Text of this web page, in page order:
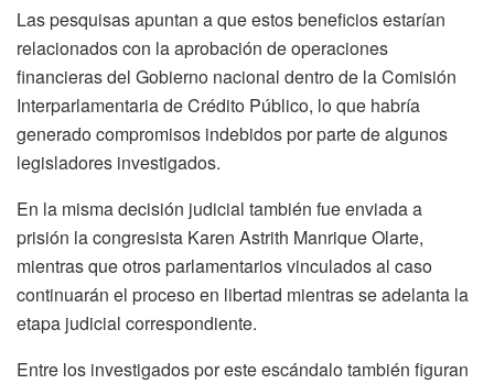
Las pesquisas apuntan a que estos beneficios estarían
relacionados con la aprobación de operaciones
financieras del Gobierno nacional dentro de la Comisión
Interparlamentaria de Crédito Público, lo que habría
generado compromisos indebidos por parte de algunos
legisladores investigados.
En la misma decisión judicial también fue enviada a
prisión la congresista Karen Astrith Manrique Olarte,
mientras que otros parlamentarios vinculados al caso
continuarán el proceso en libertad mientras se adelanta la
etapa judicial correspondiente.
Entre los investigados por este escándalo también figuran